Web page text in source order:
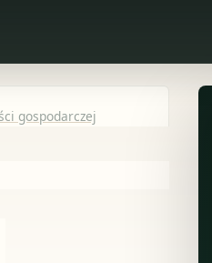
gospodarczej